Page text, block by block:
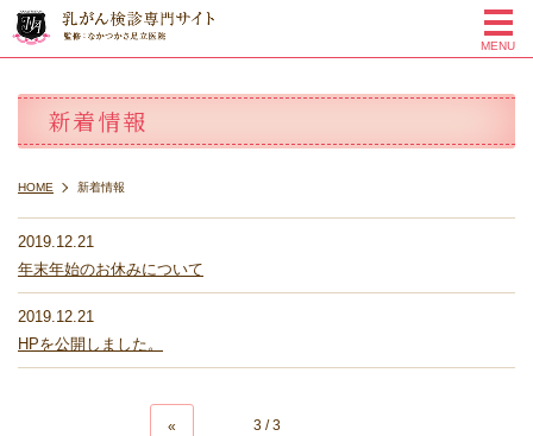
MENU
新着情報
HOME 新着情報
2019.12.21
年末年始のお休みについて
2019.12.21
HPを公開しました。
3 / 3
«